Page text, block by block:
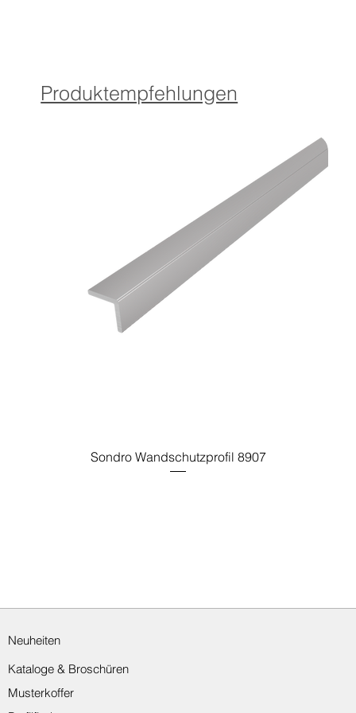
Produktempfehlungen
Sondro Wandschutzprofil 8907
Das Profil ist mit einem hochwertigen, selbstklebenden
Kleber
Kataloge & Broschüren
Neuheiten
Musterkoffer